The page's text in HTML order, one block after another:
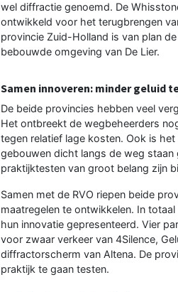
wel diffractie genoemd. De
ontwikkeld voor het terugbrengen
provincie Zuid-Holland is van plan
bebouwde omgeving van De Lier.
Samen innoveren: minder geluid
De beide provincies hebben veel
Het ontbreekt de wegbeheerders
tegen relatief lage kosten. Ook is
gebouwen dicht langs de weg staan
praktijktesten van groot belang zijn
Samen met de RVO riepen beide
maatregelen te ontwikkelen. In
hun innovatie gepresenteerd. Vier
voor zwaar verkeer van 4Silence,
diffractorscherm van Altena. De
praktijk te gaan testen.